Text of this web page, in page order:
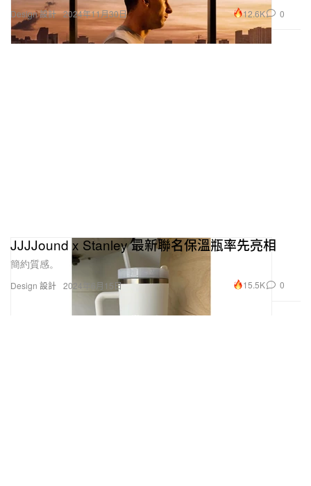
Design 設計 2024年11月30日 12.6K 0
Design 設計
JJJJound x Stanley 最新聯名保溫瓶率先亮相
簡約質感。
2024年6月15日 15.5K 0